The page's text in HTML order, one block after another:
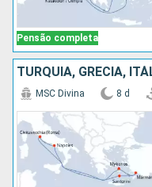
Pensão completa
TURQUIA, GRÉCIA,
MSC Divina 8 d